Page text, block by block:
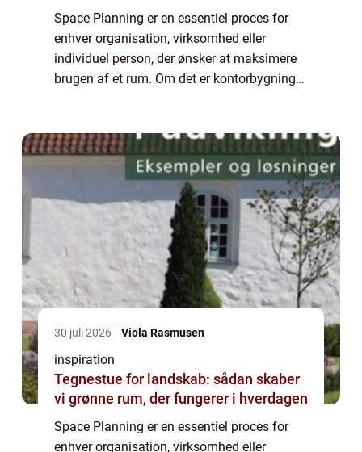
Space Planning er en essentiel proces for
enhver organisation, virksomhed eller
individuel person, der ønsker at maksimere
brugen af et rum. Om det er kontorbygninger,
30 juli 2026 Viola Rasmusen
inspiration
Tegnestue for landskab: sådan skaber
vi grønne rum, der fungerer i hverdagen
Space Planning er en essentiel proces for
enhver organisation, virksomhed eller